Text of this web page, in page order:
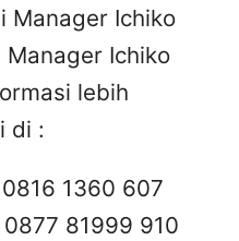
Manager Ichiko
Manager Ichiko
lebih
di :
1360 607
81999 910